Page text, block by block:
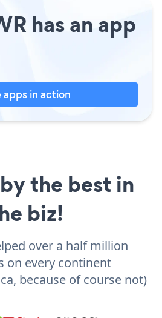
has an app
apps in action
the best in
biz!
over a half million
on every continent
because of course not)